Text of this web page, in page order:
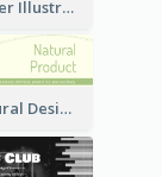
Happy Easter Illustrated Twitter Header
Green Natural Design Twitter Header